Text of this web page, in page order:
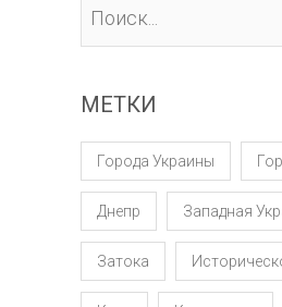
МЕТКИ
Города Украины
Днепр Западная
Затока